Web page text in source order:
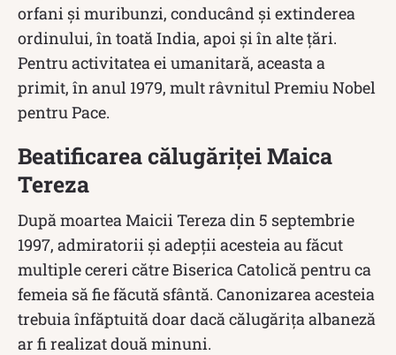
orfani și muribunzi, conducând și extinderea
ordinului, în toată India, apoi și în alte țări.
Pentru activitatea ei umanitară, aceasta a
primit, în anul 1979, mult râvnitul Premiu Nobel
pentru Pace.
Beatificarea călugăriței Maica
Tereza
După moartea Maicii Tereza din 5 septembrie
1997, admiratorii și adepții acesteia au făcut
multiple cereri către Biserica Catolică pentru ca
femeia să fie făcută sfântă. Canonizarea acesteia
trebuia înfăptuită doar dacă călugărița albaneză
ar fi realizat două minuni.